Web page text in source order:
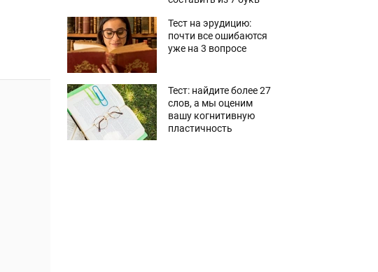
Тест на эрудицию:
почти все ошибаются
уже на 3 вопросе
Тест: найдите более 27
слов, а мы оценим
вашу когнитивную
пластичность